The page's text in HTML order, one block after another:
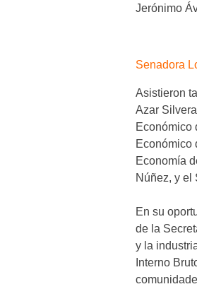
Jerónimo
Senadora
Asistieron
Azar
Económico
Económico
Economía
Núñez, y el
En su
de la
y la
Interno